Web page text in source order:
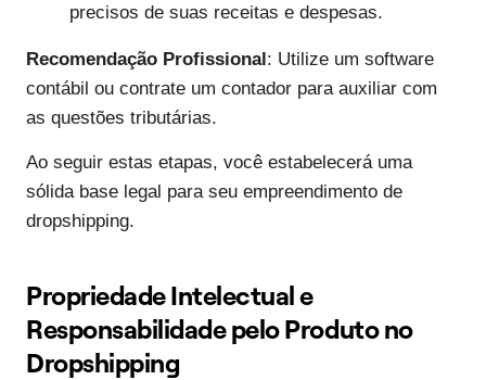
precisos de suas receitas e despesas.
Recomendação Profissional: Utilize um software
contábil ou contrate um contador para auxiliar com
as questões tributárias.
Ao seguir estas etapas, você estabelecerá uma
sólida base legal para seu empreendimento de
dropshipping.
Propriedade Intelectual e
Responsabilidade pelo Produto no
Dropshipping